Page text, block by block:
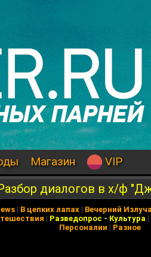
Магазин VIP
диалогов в х/ф
| В цепких лапах | Вечерний
| Разведопрос - Культура |
Персоналии | Разное